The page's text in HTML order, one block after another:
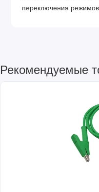
переключения режимов.
Рекомендуемые